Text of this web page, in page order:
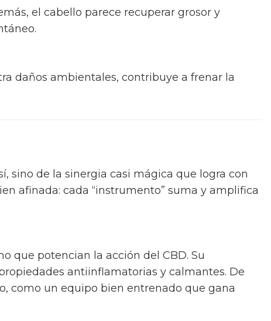
el cabello parece recuperar grosor y
daños ambientales, contribuye a frenar la
sino de la sinergia casi mágica que logra con
afinada: cada “instrumento” suma y amplifica
que potencian la acción del CBD. Su
antiinflamatorias y calmantes. De
como un equipo bien entrenado que gana